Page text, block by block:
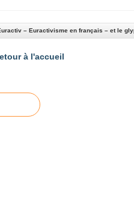
à l'accueil